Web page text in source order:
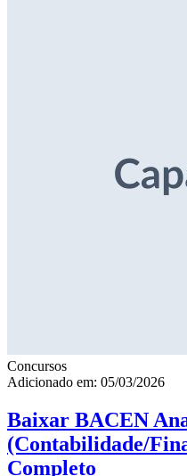
Concursos
Adicionado em: 05/03/2026
Baixar BACEN
(Contabilidade/
Completo